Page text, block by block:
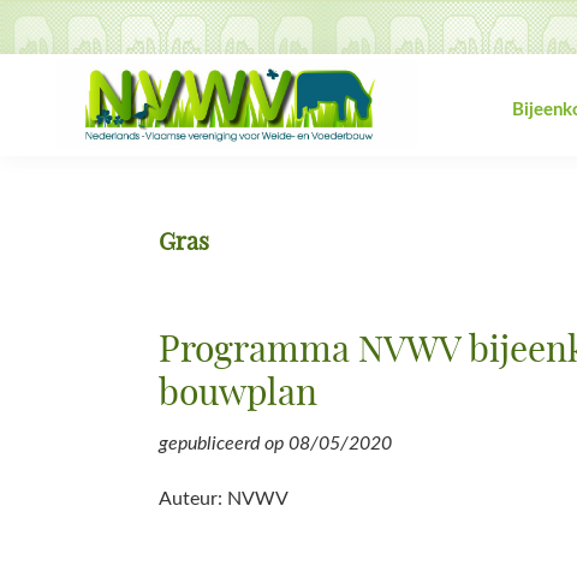
Spring
naar
hoofdnavigatie
Door
naar
Spring
naar
Spring
naar
Gras
Programma NVWV
bouwplan
gepubliceerd op 08/05/2020
Auteur: NVWV